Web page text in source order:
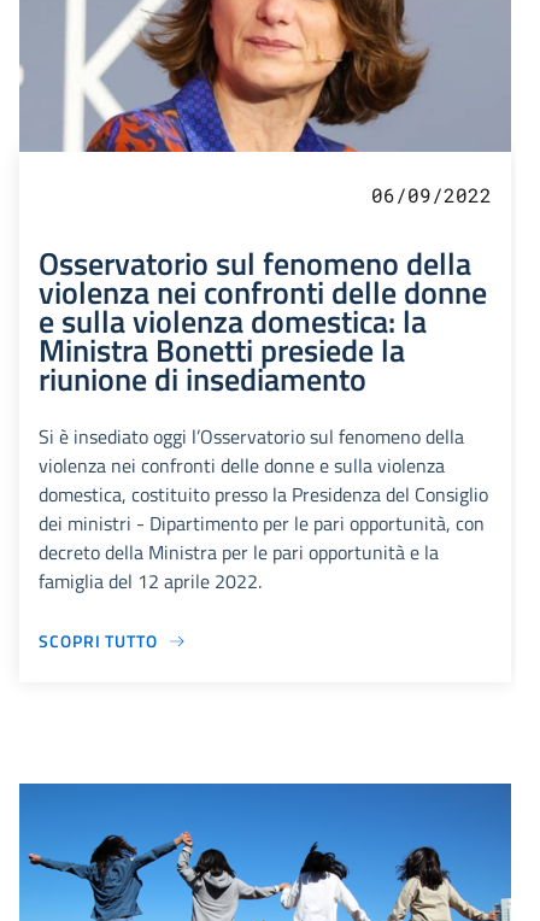
06/09/2022
Osservatorio sul fenomeno della
violenza nei confronti delle donne
e sulla violenza domestica: la
Ministra Bonetti presiede la
riunione di insediamento
Si è insediato oggi l’Osservatorio sul fenomeno della
violenza nei confronti delle donne e sulla violenza
domestica, costituito presso la Presidenza del Consiglio
dei ministri - Dipartimento per le pari opportunità, con
decreto della Ministra per le pari opportunità e la
famiglia del 12 aprile 2022.
SCOPRI TUTTO